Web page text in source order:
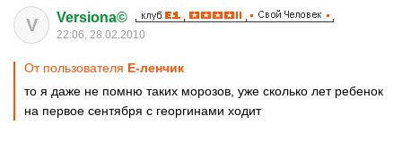
V Versiona©
22:06, 28.02.2010
От пользователя Е-ленчик
то я даже не помню таких морозов, уже сколько лет ребенок
на первое сентября с георгинами ходит